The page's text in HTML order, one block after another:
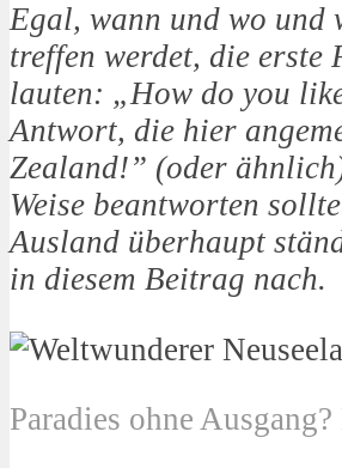
Egal, wann und wo und
treffen werdet, die
lauten: „How do you
Antwort, die hier
Zealand!” (oder
Weise beantworten
Ausland überhaupt
in diesem Beitrag nach.
Paradies ohne